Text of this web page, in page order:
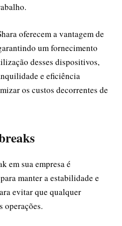
oferecem a vantagem de
um fornecimento
desses dispositivos,
e eficiência
os custos decorrentes de
em sua empresa é
manter a estabilidade e
evitar que qualquer
operações.